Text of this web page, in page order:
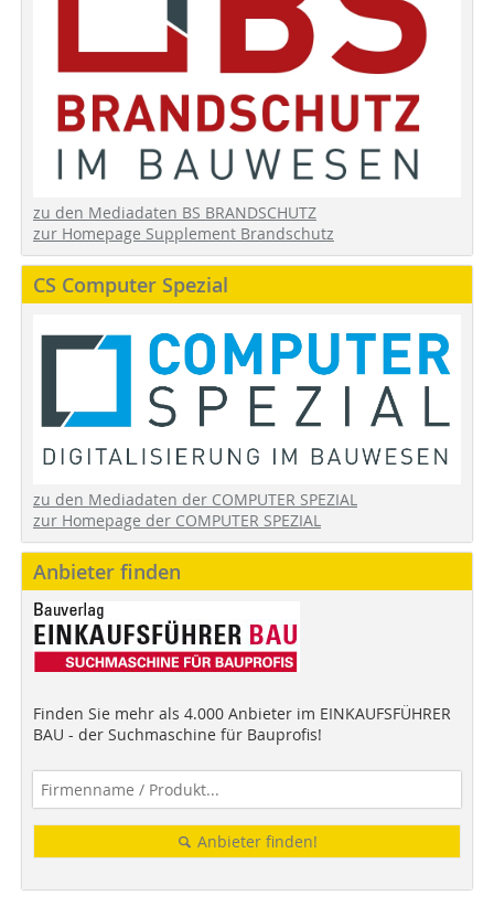
zu den Mediadaten BS BRANDSCHUTZ
zur Homepage Supplement Brandschutz
CS Computer Spezial
zu den Mediadaten der COMPUTER SPEZIAL
zur Homepage der COMPUTER SPEZIAL
Anbieter finden
Finden Sie mehr als 4.000 Anbieter im EINKAUFSFÜHRER
BAU - der Suchmaschine für Bauprofis!
Anbieter finden!